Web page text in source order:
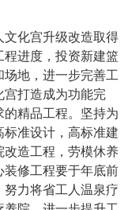
化宫升级改造取得
进度，投资新建篮
地，进一步完善工
打造成为功能完
精品工程。坚持为
准设计，高标准建
造工程，劳模休养
修工程要于年底前
力将省工人温泉疗